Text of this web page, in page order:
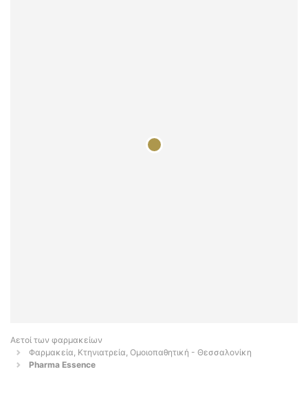
Αετοί των φαρμακείων
Φαρμακεία, Κτηνιατρεία, Ομοιοπαθητική - Θεσσαλονίκη
Pharma Essence